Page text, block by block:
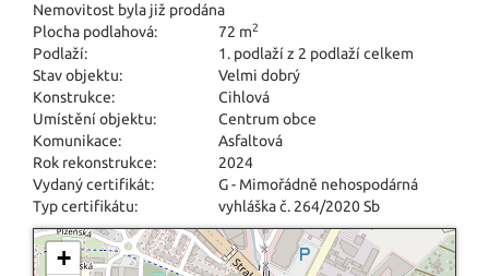
Nemovitost byla již prodána
Plocha podlahová:
72 m2
Podlaží:
1. podlaží z 2 podlaží celkem
Stav objektu:
Velmi dobrý
Konstrukce:
Cihlová
Umístění objektu:
Centrum obce
Komunikace:
Asfaltová
Rok rekonstrukce:
2024
Vydaný certifikát:
G - Mimořádně nehospodárná
Typ certifikátu:
vyhláška č. 264/2020 Sb
+